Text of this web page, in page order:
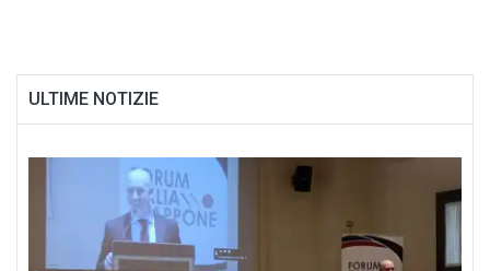
ULTIME NOTIZIE